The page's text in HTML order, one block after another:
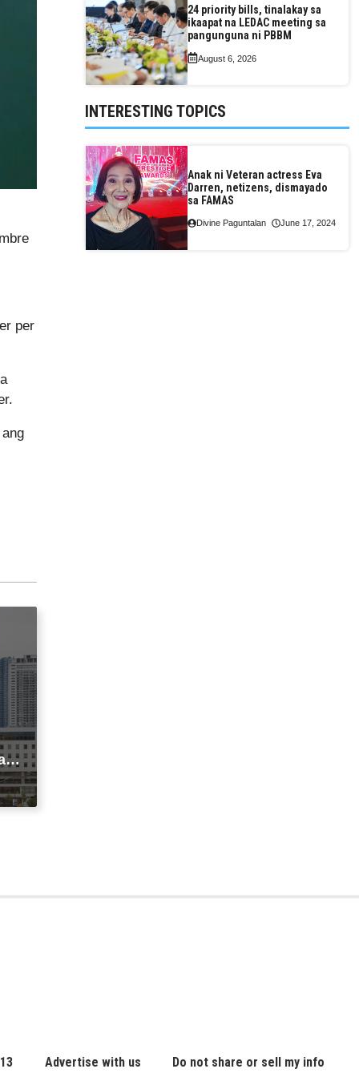
per
24 priority bills, tinalakay sa
ikaapat na LEDAC meeting sa
pangunguna ni PBBM
August 6, 2026
INTERESTING TOPICS
Anak ni Veteran actress Eva
Darren, netizens, dismayado
sa FAMAS
Divine Paguntalan June 17, 2024
Advertise with us Do not share or sell my info